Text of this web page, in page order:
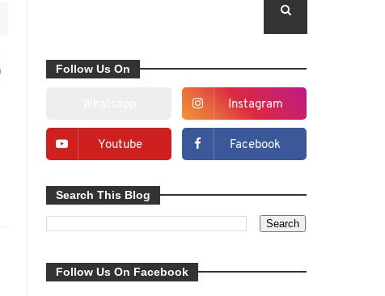
Follow Us On
Instagram
Youtube Facebook
Search This Blog
Follow Us On Facebook